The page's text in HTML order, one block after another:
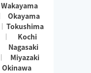
Wakayama
Okayama
Tokushima
Kochi
Nagasaki
Miyazaki
Okinawa